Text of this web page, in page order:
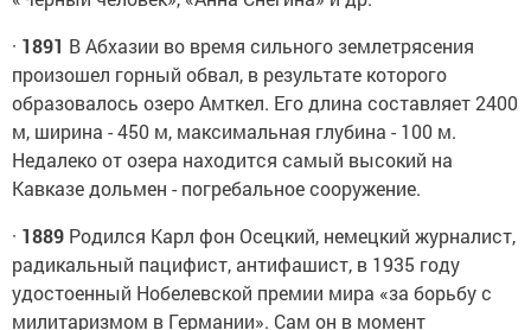
· 1891 В Абхазии во время сильного землетрясения
произошел горный обвал, в результате которого
образовалось озеро Амткел. Его длина составляет 2400
м, ширина - 450 м, максимальная глубина - 100 м.
Недалеко от озера находится самый высокий на
Кавказе дольмен - погребальное сооружение.
· 1889 Родился Карл фон Осецкий, немецкий журналист,
радикальный пацифист, антифашист, в 1935 году
удостоенный Нобелевской премии мира «за борьбу с
милитаризмом в Германии». Сам он в момент